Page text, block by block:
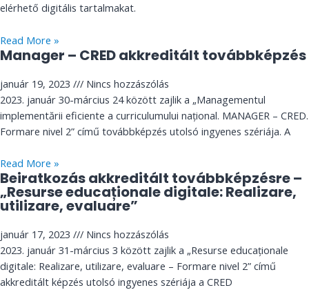
elérhető digitális tartalmakat.
Read More »
Manager – CRED akkreditált továbbképzés
január 19, 2023
Nincs hozzászólás
2023. január 30-március 24 között zajlik a „Managementul
implementării eficiente a curriculumului național. MANAGER – CRED.
Formare nivel 2” című továbbképzés utolsó ingyenes szériája. A
Read More »
Beiratkozás akkreditált továbbképzésre –
„Resurse educaționale digitale: Realizare,
utilizare, evaluare”
január 17, 2023
Nincs hozzászólás
2023. január 31-március 3 között zajlik a „Resurse educaționale
digitale: Realizare, utilizare, evaluare – Formare nivel 2” című
akkreditált képzés utolsó ingyenes szériája a CRED